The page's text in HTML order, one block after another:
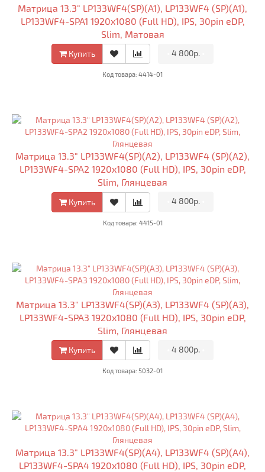
Матрица 13.3" LP133WF4(SP)(A1), LP133WF4 (SP)(A1),
LP133WF4-SPA1 1920x1080 (Full HD), IPS, 30pin eDP,
Slim, Матовая
Купить 4 800р.
Код товара: 4414-01
Матрица 13.3" LP133WF4(SP)(A2), LP133WF4 (SP)(A2),
LP133WF4-SPA2 1920x1080 (Full HD), IPS, 30pin eDP,
Slim, Глянцевая
Купить 4 800р.
Код товара: 4415-01
Матрица 13.3" LP133WF4(SP)(A3), LP133WF4 (SP)(A3),
LP133WF4-SPA3 1920x1080 (Full HD), IPS, 30pin eDP,
Slim, Глянцевая
Купить 4 800р.
Код товара: 5032-01
Матрица 13.3" LP133WF4(SP)(A4), LP133WF4 (SP)(A4),
LP133WF4-SPA4 1920x1080 (Full HD), IPS, 30pin eDP,